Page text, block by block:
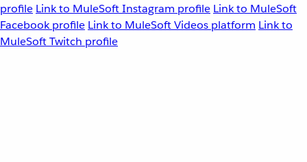
profile Link to MuleSoft Instagram profile Link to MuleSoft
Facebook profile Link to MuleSoft Videos platform Link to
MuleSoft Twitch profile